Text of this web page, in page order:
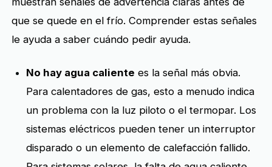
que se quede en el frío. Comprender estas señales
le ayuda a saber cuándo pedir ayuda.
No hay agua caliente es la señal más obvia.
Para calentadores de gas, esto a menudo indica
un problema con la luz piloto o el termopar. Los
sistemas eléctricos pueden tener un interruptor
disparado o un elemento de calefacción fallido.